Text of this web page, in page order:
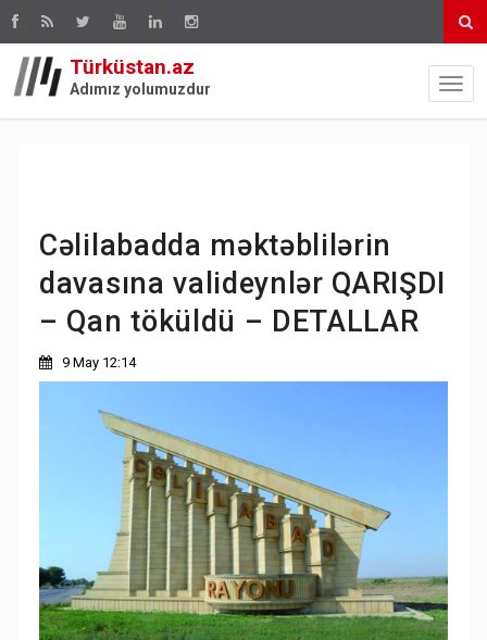
Türküstan.az
Adımız yolumuzdur
Cəlilabadda məktəblilərin
davasına valideynlər QARIŞDI
– Qan töküldü – DETALLAR
9 May 12:14